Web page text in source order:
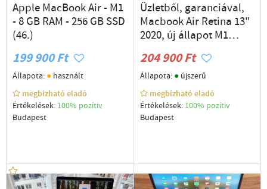
Apple MacBook Air - M1
- 8 GB RAM - 256 GB SSD
(46.)
199 900 Ft
Állapota: ● használt
megbízható eladó
Értékelések: 100% pozítiv
Budapest
Üzletből, garanciával,
Macbook Air Retina 13"
2020, új állapot M1
RAM/256GB SSD
magyar billentyűzet
204 900 Ft
Állapota: ●újszerű
megbízható eladó
Értékelések: 100% pozítiv
Budapest